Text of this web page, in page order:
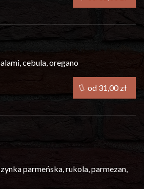
cebula, oregano
parmeńska, rukola, parmezan,